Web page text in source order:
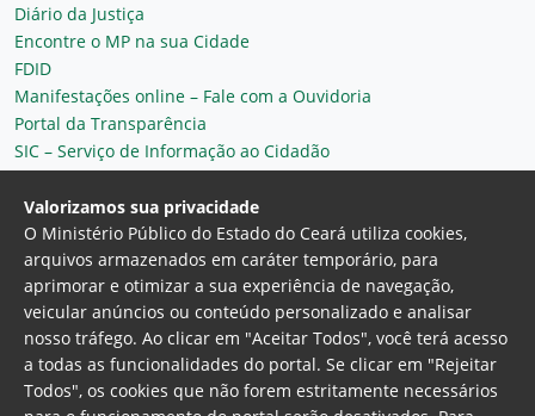
Diário da Justiça
Encontre o MP na sua Cidade
FDID
Manifestações online – Fale com a Ouvidoria
Portal da Transparência
SIC – Serviço de Informação ao Cidadão
Plantão MP do Ceará
Secretaria Geral
Valorizamos sua privacidade
O Ministério Público do Estado do Ceará utiliza cookies,
arquivos armazenados em caráter temporário, para
aprimorar e otimizar a sua experiência de navegação,
veicular anúncios ou conteúdo personalizado e analisar
nosso tráfego. Ao clicar em "Aceitar Todos", você terá acesso
a todas as funcionalidades do portal. Se clicar em "Rejeitar
Todos", os cookies que não forem estritamente necessários